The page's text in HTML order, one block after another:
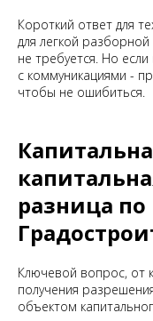
Короткий ответ для
для легкой
не требуется. Но
с коммуникациями -
чтобы не ошибиться.
разница по
Ключевой вопрос, от
получения
объектом